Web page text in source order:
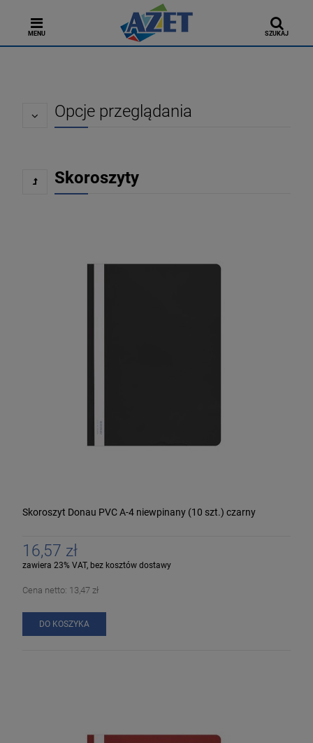
MENU SZUKAJ
Opcje przeglądania
Skoroszyty
Skoroszyt Donau PVC A-4 niewpinany (10 szt.) czarny
16,57 zł
zawiera 23% VAT, bez kosztów dostawy
Cena netto: 13,47 zł
DO KOSZYKA